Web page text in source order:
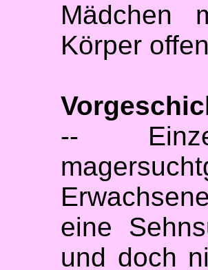
Mädchen
Körper
--
eine
und doch